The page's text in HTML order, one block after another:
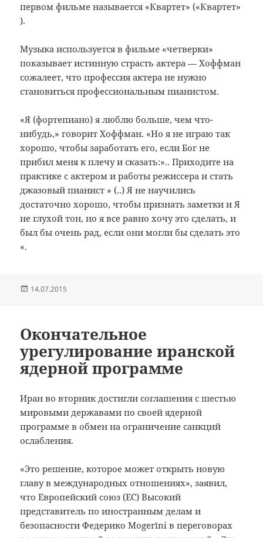
первом фильме называется «Квартет» («Квартет»
).
Музыка используется в фильме «четверки»
показывает истинную страсть актера — Хоффман
сожалеет, что профессия актера не нужно
становиться профессиональным пианистом.
«Я (фортепиано) я люблю больше, чем что-
нибудь,» говорит Хоффман. «Но я не играю так
хорошо, чтобы заработать его, если Бог не
прибил меня к плечу и сказать:».. Приходите на
практике с актером и работы режиссера и стать
джазовый пианист » (..) Я не научились
достаточно хорошо, чтобы признать заметки иЯ
не глухой тон, но я все равно хочу это сделать, и
был бы очень рад, если они могли бы сделать это
«.
Опубликовано
14.07.2015
Окончательное
урегулирование иранской
ядерной программе
Иран во вторник достигли соглашения с шестью
мировыми державами по своей ядерной
программе в обмен на ограничение санкций
ослабления.
«Это решение, которое может открыть новую
главу в международных отношениях», заявил,
что Европейский союз (ЕС) Высокий
представитель по иностранным делам и
безопасности Федерико Mogerīni в переговорах